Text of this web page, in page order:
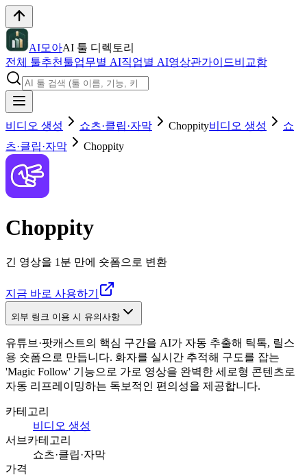
AI모아AI 툴 디렉토리
전체 툴추천툴업무별 AI직업별 AI영상관가이드비교함
비디오 생성 쇼츠·클립·자막 Choppity비디오 생성
쇼
츠·클립·자막
Choppity
Choppity
긴 영상을 1분 만에 숏폼으로 변환
지금 바로 사용하기
외부 링크 이용 시 유의사항
유튜브·팟캐스트의 핵심 구간을 AI가 자동 추출해 틱톡, 릴스
용 숏폼으로 만듭니다. 화자를 실시간 추적해 구도를 잡는
'Magic Follow' 기능으로 가로 영상을 완벽한 세로형 콘텐츠로
자동 리프레이밍하는 독보적인 편의성을 제공합니다.
카테고리
비디오 생성
서브카테고리
쇼츠·클립·자막
가격